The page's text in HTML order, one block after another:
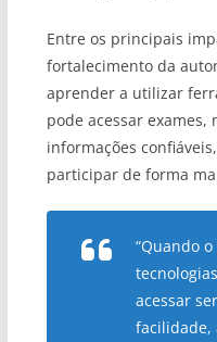
Entre os principais
fortalecimento da
aprender a utilizar
pode acessar
informações
participar de forma
“Quando
acessar
facilidade,